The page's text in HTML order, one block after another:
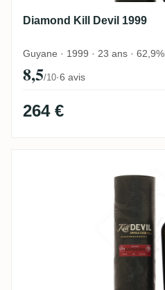
Diamond Kill Devil 1999
Guyane · 1999 · 23 ans · 62,9%
8,5/10·6 avis
264 €